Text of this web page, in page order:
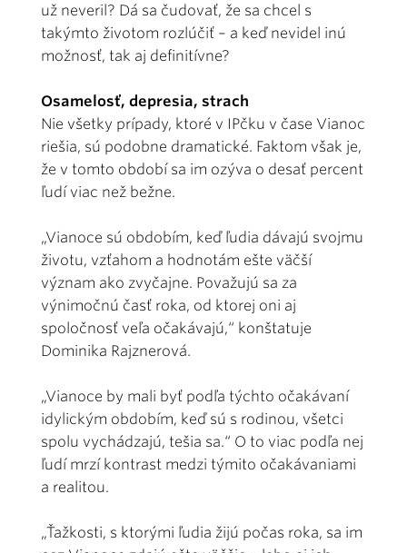
už neveril? Dá sa čudovať, že sa chcel s
takýmto životom rozlúčiť – a keď nevidel inú
možnosť, tak aj definitívne?
Osamelosť, depresia, strach
Nie všetky prípady, ktoré v IPčku v čase Vianoc
riešia, sú podobne dramatické. Faktom však je,
že v tomto období sa im ozýva o desať percent
ľudí viac než bežne.
„Vianoce sú obdobím, keď ľudia dávajú svojmu
životu, vzťahom a hodnotám ešte väčší
význam ako zvyčajne. Považujú sa za
výnimočnú časť roka, od ktorej oni aj
spoločnosť veľa očakávajú,“ konštatuje
Dominika Rajznerová.
„Vianoce by mali byť podľa týchto očakávaní
idylickým obdobím, keď sú s rodinou, všetci
spolu vychádzajú, tešia sa.“ O to viac podľa nej
ľudí mrzí kontrast medzi týmito očakávaniami
a realitou.
„Ťažkosti, s ktorými ľudia žijú počas roka, sa im